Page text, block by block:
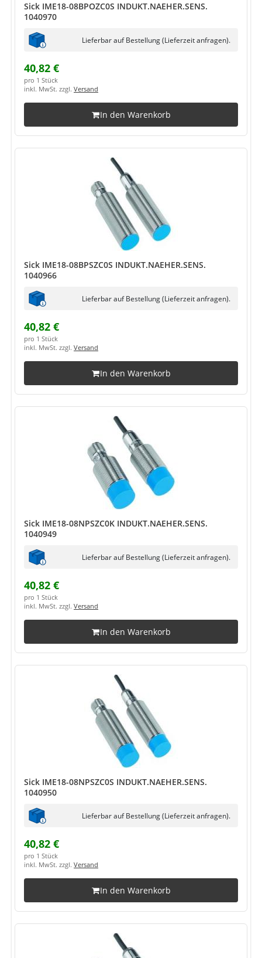
Sick IME18-08BPOZC0S INDUKT.NAEHER.SENS.
1040970
Lieferbar auf Bestellung (Lieferzeit anfragen).
40,82 €
pro 1 Stück
inkl. MwSt. zzgl. Versand
In den Warenkorb
Sick IME18-08BPSZC0S INDUKT.NAEHER.SENS.
1040966
Lieferbar auf Bestellung (Lieferzeit anfragen).
40,82 €
pro 1 Stück
inkl. MwSt. zzgl. Versand
In den Warenkorb
Sick IME18-08NPSZC0K INDUKT.NAEHER.SENS.
1040949
Lieferbar auf Bestellung (Lieferzeit anfragen).
40,82 €
pro 1 Stück
inkl. MwSt. zzgl. Versand
In den Warenkorb
Sick IME18-08NPSZC0S INDUKT.NAEHER.SENS.
1040950
Lieferbar auf Bestellung (Lieferzeit anfragen).
40,82 €
pro 1 Stück
inkl. MwSt. zzgl. Versand
In den Warenkorb